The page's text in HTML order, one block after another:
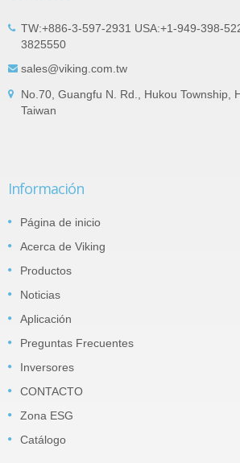
TW:+886-3-597-2931 USA:+1-949-398-
3825550
sales@viking.com.tw
No.70, Guangfu N. Rd., Hukou Township,
Taiwan
Información
Página de inicio
Acerca de Viking
Productos
Noticias
Aplicación
Preguntas Frecuentes
Inversores
CONTACTO
Zona ESG
Catálogo